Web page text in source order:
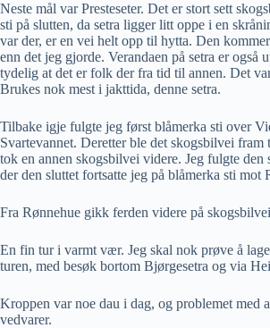
Neste mål var Presteseter. Det er stort sett
sti på slutten, da setra ligger litt oppe i en
var der, er en vei helt opp til hytta. Den
enn det jeg gjorde. Verandaen på setra er også
tydelig at det er folk der fra tid til annen. Det
Brukes nok mest i jakttida, denne setra.
Tilbake igje fulgte jeg først blåmerka sti over
Svartevannet. Deretter ble det skogsbilvei
tok en annen skogsbilvei videre. Jeg fulgte den
der den sluttet fortsatte jeg på blåmerka sti mot
Fra Rønnehue gikk ferden videre på
En fin tur i varmt vær. Jeg skal nok prøve å
turen, med besøk bortom Bjørgesetra og via
Kroppen var noe dau i dag, og problemet med
vedvarer.